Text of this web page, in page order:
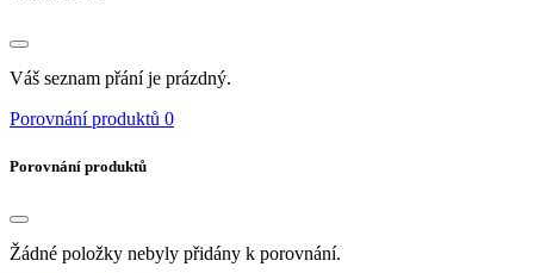
Váš seznam přání je prázdný.
Porovnání produktů 0
Porovnání produktů
Žádné položky nebyly přidány k porovnání.